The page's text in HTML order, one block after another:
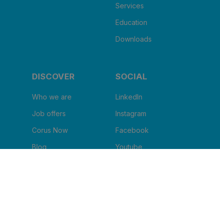
Services
Education
Downloads
DISCOVER
Who we are
Job offers
Corus Now
Blog
SOCIAL
LinkedIn
Instagram
Facebook
Youtube